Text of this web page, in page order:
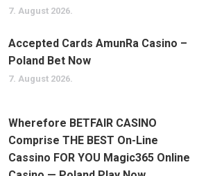
7. August 2026.
Accepted Cards AmunRa Casino –
Poland Bet Now
7. August 2026.
Wherefore BETFAIR CASINO
Comprise THE BEST On-Line
Cassino FOR YOU Magic365 Online